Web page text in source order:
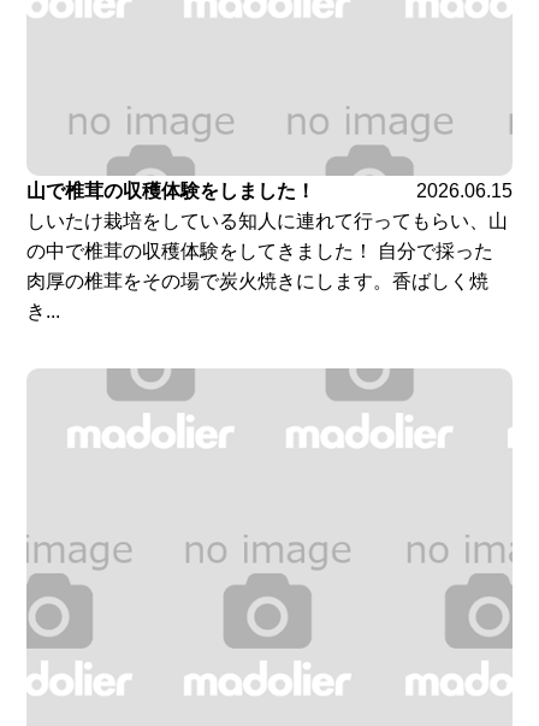
山で椎茸の収穫体験をしました！
2026.06.15
しいたけ栽培をしている知人に連れて行ってもらい、山
の中で椎茸の収穫体験をしてきました！ 自分で採った
肉厚の椎茸をその場で炭火焼きにします。香ばしく焼
き...